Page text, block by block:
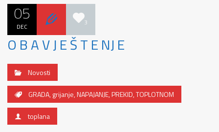
05
DEC 3
O B A V J E Š T E NJ E
Novosti
GRADA,grijanje,NAPAJANJE,PREKID,TOPLOTNOM
toplana